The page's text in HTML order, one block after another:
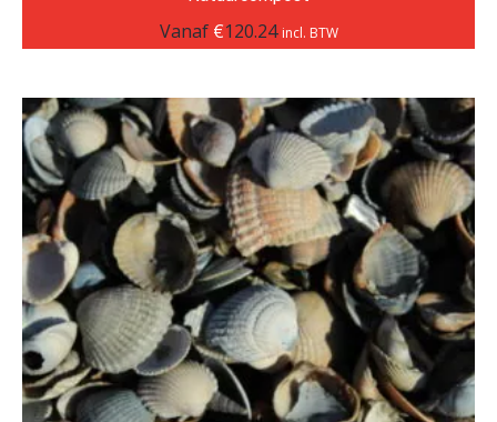
Vanaf €120.24 incl. BTW